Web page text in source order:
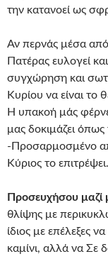
την κατανοεί ως
Αν περνάς μέσα
Πατέρας ευλογεί
συγχώρηση και
Κυρίου να είναι το
Η υπακοή μάς
μας δοκιμάζει
-Προσαρμοσμένο
Κύριος το επιτρέψει.
Προσευχήσου μαζί
θλίψης με
ίδιος με επέλεξες
καμίνι, αλλά να Σε